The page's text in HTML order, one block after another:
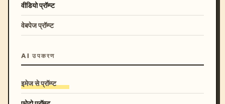
वीडियो प्रॉम्प्ट
वेबपेज प्रॉम्प्ट
AI उपकरण
इमेज से प्रॉम्प्ट